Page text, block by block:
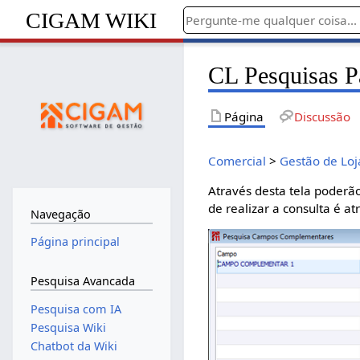
CIGAM WIKI
CL Pesquisas
Página Discussão
Comercial > Gestão de
Através desta tela
de realizar a consulta é
Navegação
Página principal
Pesquisa Avancada
Pesquisa com IA
Pesquisa Wiki
Chatbot da Wiki